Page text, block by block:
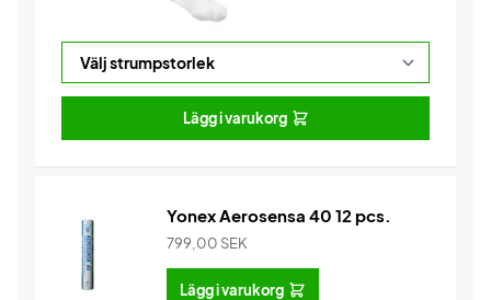
Lägg i varukorg
Yonex Aerosensa 40 12 pcs.
799,00 SEK
Lägg i varukorg